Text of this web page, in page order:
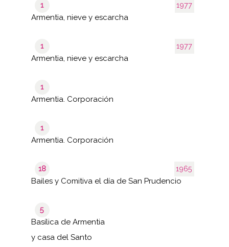
1977
1
Armentia, nieve y escarcha
1977
1
Armentia, nieve y escarcha
1
Armentia. Corporación
1
Armentia. Corporación
1965
18
Bailes y Comitiva el día de San Prudencio
5
Basílica de Armentia
y casa del Santo